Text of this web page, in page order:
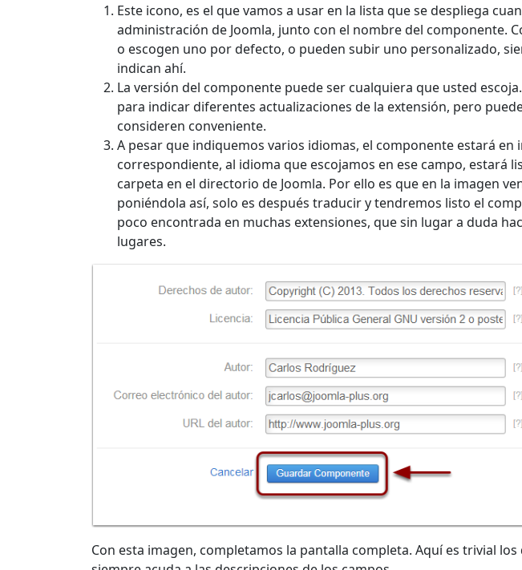
Este icono, es el que vamos a usar en la lista que se despliega
administración de Joomla, junto con el nombre del componente.
o escogen uno por defecto, o pueden subir uno personalizado,
indican ahí.
La versión del componente puede ser cualquiera que usted
para indicar diferentes actualizaciones de la extensión, pero
consideren conveniente.
A pesar que indiquemos varios idiomas, el componente estará en
correspondiente, al idioma que escojamos en ese campo, estará
carpeta en el directorio de Joomla. Por ello es que en la imagen
poniéndola así, solo es después traducir y tendremos listo el
poco encontrada en muchas extensiones, que sin lugar a duda
lugares.
Con esta imagen, completamos la pantalla completa. Aquí es trivial